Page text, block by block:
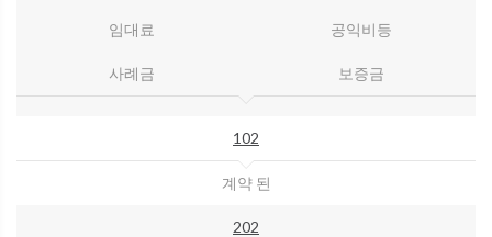
임대료 공익비등
사례금 보증금
102
계약 된
202